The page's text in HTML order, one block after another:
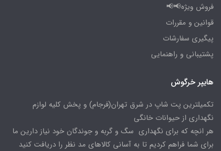
فروش ویژه📢📢
قوانین و مقررات
پیگیری سفارشات
پشتیبانی و راهنمایی
هایپر خرگوش
تکمیلترین پت شاپ در شرق تهران(فرجام) و پخش کلیه لوازم
نگهداری از حیوانات خانگی
هر انچه که برای نگهداری سگ و گربه و جوندگان خود نیاز دارین ما
برای شما فراهم کردیم تا به آسانی کالاهای مد نظر را دریافت کنید